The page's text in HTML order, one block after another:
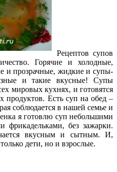
Рецептов супов
Горячие и холодные,
и прозрачные, жидкие и супы-
и такие вкусные! Супы
мировых кухнях, и готовятся
продуктов. Есть суп на обед –
соблюдается в нашей семье и
я готовлю суп небольшими
фрикадельками, без зажарки.
вкусным и сытным. И,
дети, но и взрослые.